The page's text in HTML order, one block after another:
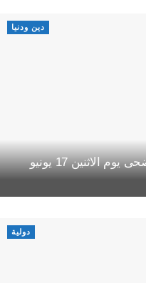
دين ودنيا
الاثنين 17 يونيو
دولية